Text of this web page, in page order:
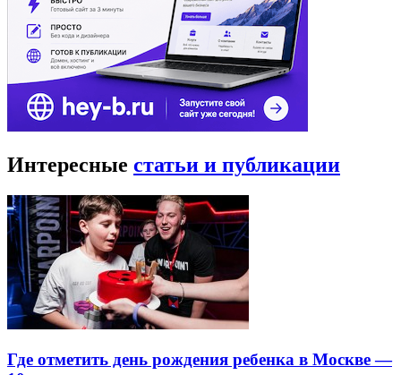
Интересные статьи и публикации
Где отметить день рождения ребенка в Москве —